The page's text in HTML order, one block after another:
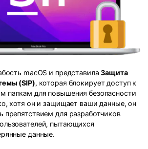
macOS и представила Защита
(SIP), которая блокирует доступ к
папкам для повышения безопасности
хотя он и защищает ваши данные, он
препятствием для разработчиков
пытающихся
данные.